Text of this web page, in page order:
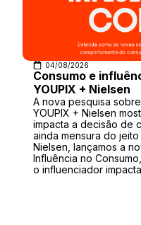
04/08/2026
Consumo e
YOUPIX + Nielsen
A nova pesquisa
YOUPIX + Nielsen
impacta a decisão de
ainda mensura do
Nielsen, lançamos a
Influência no
o influenciador